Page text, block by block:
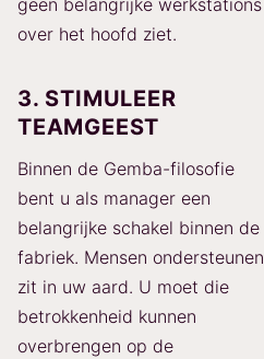
geen belangrijke werkstations
over het hoofd ziet.
3. STIMULEER
TEAMGEEST
Binnen de Gemba-filosofie
bent u als manager een
belangrijke schakel binnen de
fabriek. Mensen ondersteunen
zit in uw aard. U moet die
betrokkenheid kunnen
overbrengen op de